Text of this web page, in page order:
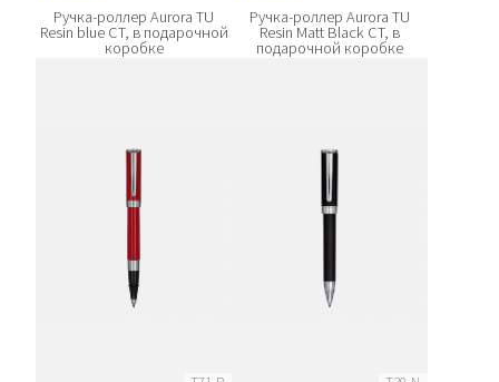
Ручка-роллер Aurora TU
Resin blue CT, в подарочной
коробке
Ручка-роллер Aurora TU
Resin Matt Black CT, в
подарочной коробке